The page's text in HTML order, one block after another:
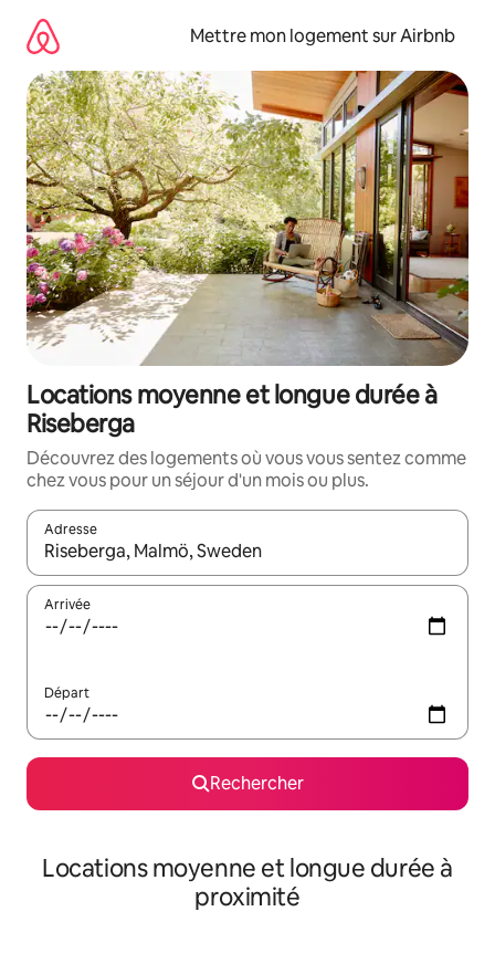
directement
contenu
Mettre mon logement sur Airbnb
Locations moyenne et longue durée à
Riseberga
Découvrez des logements où vous vous sentez comme
chez vous pour un séjour d'un mois ou plus.
Adresse
Lorsque les résultats s'affichent, utilisez les flèches vers le
Arrivée
Départ
Rechercher
Locations moyenne et longue durée à
proximité